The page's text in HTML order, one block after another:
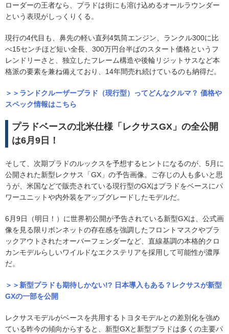
ローダーの王者なら、プラドは街にも溶け込めるオールラウンダー
という表現がしっくりくる。
現行の4代目も、鼻先の軽い直列4気筒エンジン、ランクル300に比
べ15センチほど短い全長、300万円台半ばのスタート価格というフ
レンドリーさと、独立したフレーム構造や後輪リジットサスなど本
格派の要素を兼ね備えており、14年間売れ続けているのも納得だ。
＞＞ランドクルーザープラド（現行型）ってどんなクルマ？ 価格や
スペック情報はこちら
プラドベースの北米仕様「レクサスGX」の全公開
は6月9日！
そして、次期プラドのルックスを予想するヒントになるのが、5月に
公開された新型レクサス「GX」の予告画像。ご存じの人も多いと思
うが、米国などで販売されている現行型のGXはプラドをベースにパ
ワーユニットや内外装をアップグレードしたモデルだ。
6月9日（明日！）に世界初公開が予告されている新型GXは、公式画
像を見る限りボンネットの存在感を強調したフロントマスクやブラ
ックアウトされたオーバーフェンダーなど、直線基調の本格的クロ
カンモデルらしいワイルドなエクステリアを採用して可能性が濃厚
だ。
＞＞新型プラドも期待しかない!? 日本導入もある？レクサスが新型
GXの一部を公開
レクサスモデルがベースを共用するトヨタモデルとの差別化を強め
ている昨今の傾向からすると、新型GXと新型プラドは多くの主要パ